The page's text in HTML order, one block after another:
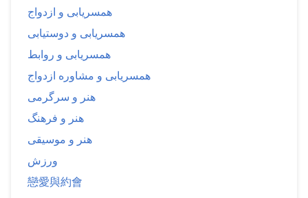
همسریابی و ازدواج
همسریابی و دوستیابی
همسریابی و روابط
همسریابی و مشاوره ازدواج
هنر و سرگرمی
هنر و فرهنگ
هنر و موسیقی
ورزش
戀愛與約會